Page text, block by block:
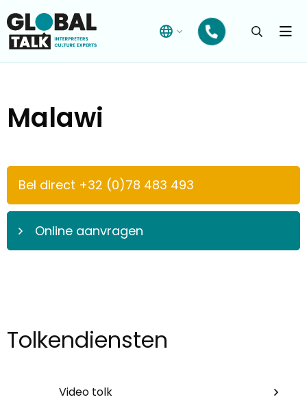
Open
Malawi
Bel direct +32 (0)78 483 493
Online aanvragen
Tolkendiensten
Video tolk